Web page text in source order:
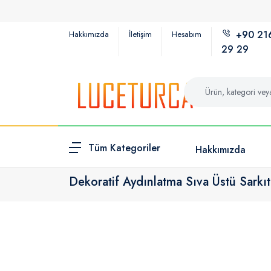
Hakkımızda İletişim Hesabım
+90
29 29
Tüm Kategoriler Hakkımızda
Dekoratif Aydınlatma Sıva Üstü